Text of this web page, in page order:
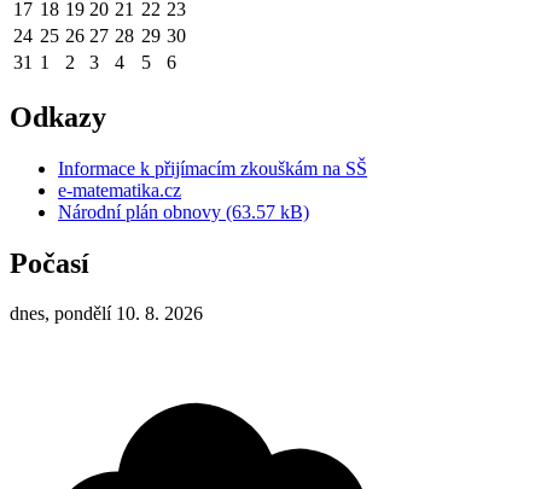
17 18 19 20 21 22 23
24 25 26 27 28 29 30
31 1 2 3 4 5 6
Odkazy
Informace k přijímacím zkouškám na SŠ
e-matematika.cz
Národní plán obnovy (63.57 kB)
Počasí
dnes, pondělí 10. 8. 2026